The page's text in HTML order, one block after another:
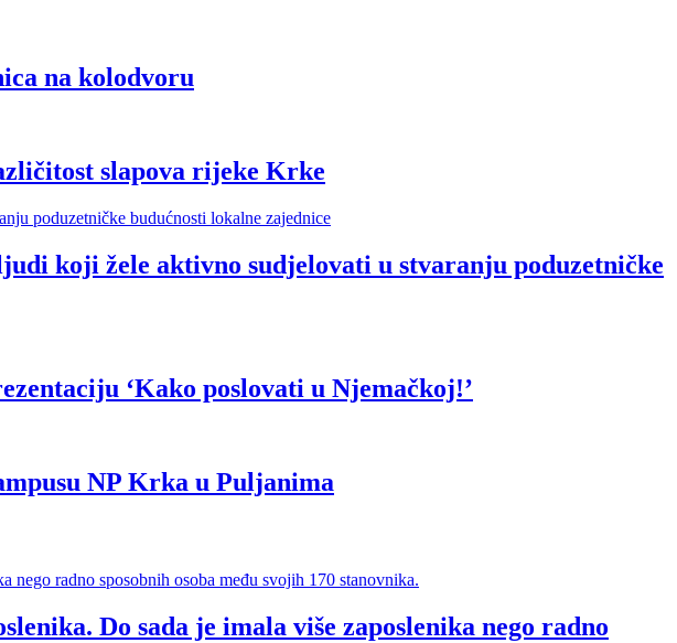
na kolodvoru
slapova rijeke Krke
koji žele aktivno sudjelovati u stvaranju poduzetničke
‘Kako poslovati u Njemačkoj!’
NP Krka u Puljanima
Do sada je imala više zaposlenika nego radno